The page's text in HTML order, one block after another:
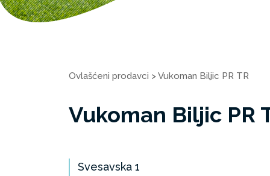
Ovlašćeni prodavci >Vukoman Biljic PR TR
Vukoman Biljic PR
Svesavska 1